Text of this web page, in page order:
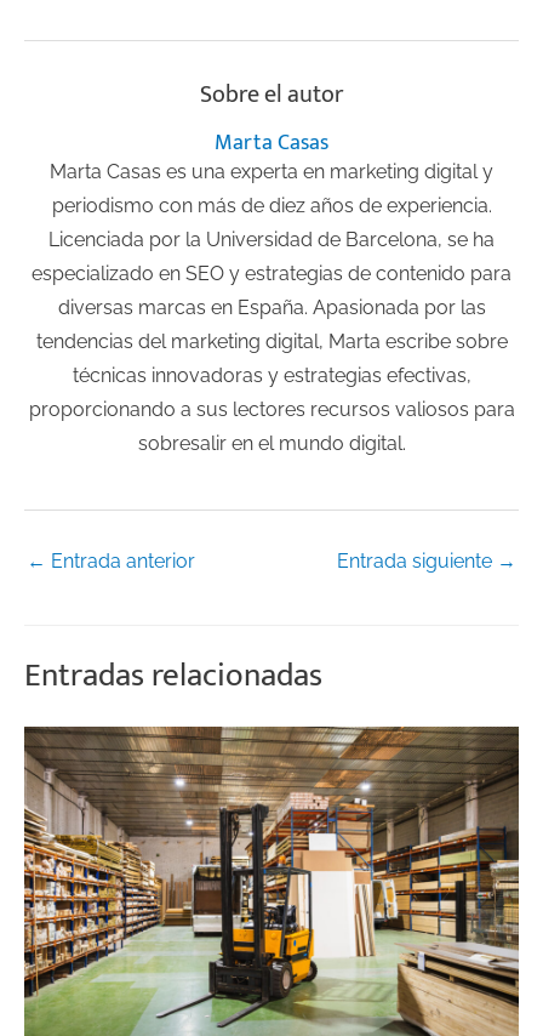
Sobre el autor
Marta Casas
Marta Casas es una experta en marketing digital y
periodismo con más de diez años de experiencia.
Licenciada por la Universidad de Barcelona, se ha
especializado en SEO y estrategias de contenido para
diversas marcas en España. Apasionada por las
tendencias del marketing digital, Marta escribe sobre
técnicas innovadoras y estrategias efectivas,
proporcionando a sus lectores recursos valiosos para
sobresalir en el mundo digital.
← Entrada anterior Entrada siguiente →
Entradas relacionadas